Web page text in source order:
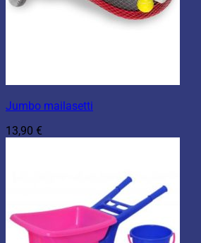
Jumbo mailasetti
13,90 €